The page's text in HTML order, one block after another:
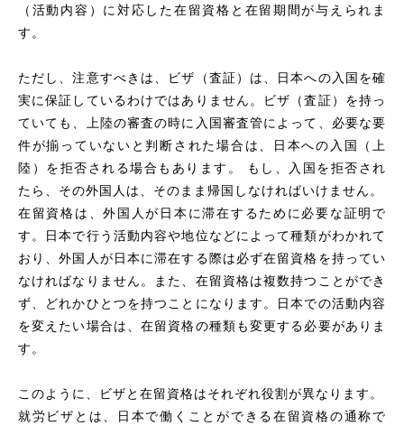
（活動内容）に対応した在留資格と在留期間が与えられま
す。
ただし、注意すべきは、ビザ（査証）は、日本への入国を確
実に保証しているわけではありません。ビザ（査証）を持っ
ていても、上陸の審査の時に入国審査管によって、必要な要
件が揃っていないと判断された場合は、日本への入国（上
陸）を拒否される場合もあります。 もし、入国を拒否され
たら、その外国人は、そのまま帰国しなければいけません。
在留資格は、外国人が日本に滞在するために必要な証明で
す。日本で行う活動内容や地位などによって種類がわかれて
おり、外国人が日本に滞在する際は必ず在留資格を持ってい
なければなりません。また、在留資格は複数持つことができ
ず、どれかひとつを持つことになります。日本での活動内容
を変えたい場合は、在留資格の種類も変更する必要がありま
す。
このように、ビザと在留資格はそれぞれ役割が異なります。
就労ビザとは、日本で働くことができる在留資格の通称で